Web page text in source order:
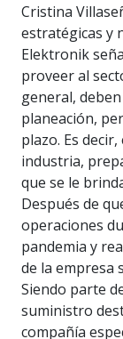
Cristina
estratégicas y
Elektronik
proveer al
general,
planeación,
plazo. Es
industria,
que se le
Después de
operaciones
pandemia y
de la empresa
Siendo parte
suministro
compañía